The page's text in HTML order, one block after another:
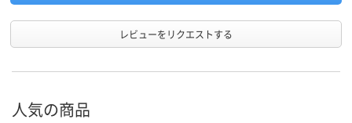
レビューをリクエストする
人気の商品